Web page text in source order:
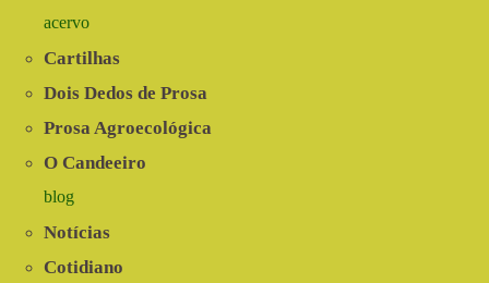
acervo
Cartilhas
Dois Dedos de Prosa
Prosa Agroecológica
O Candeeiro
blog
Notícias
Cotidiano